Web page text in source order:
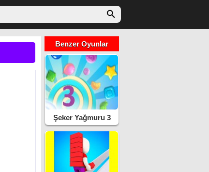
Benzer Oyunlar
Şeker Yağmuru 3